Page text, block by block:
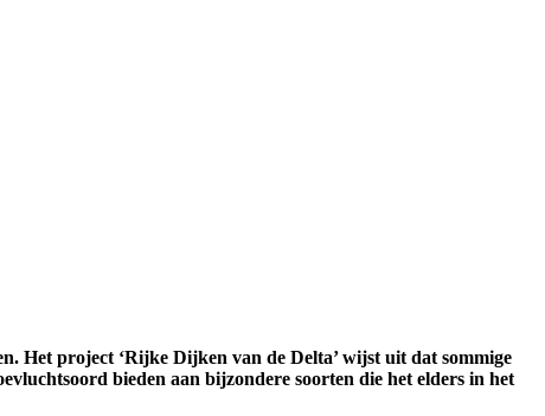
Het project ‘Rijke Dijken van de Delta’ wijst uit dat sommige
bieden aan bijzondere soorten die het elders in het